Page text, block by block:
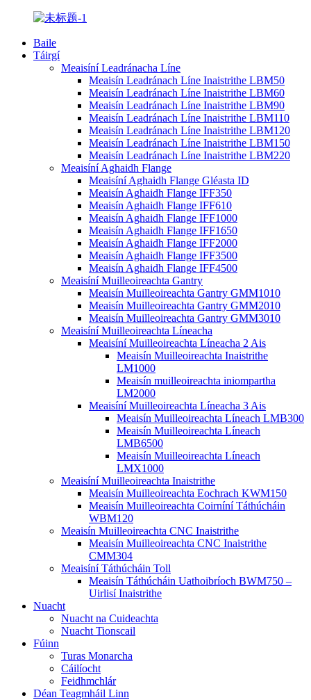
Baile
Táirgí
Meaisíní Leadránacha Líne
Meaisín Leadránach Líne Inaistrithe LBM50
Meaisín Leadránach Líne Inaistrithe LBM60
Meaisín Leadránach Líne Inaistrithe LBM90
Meaisín Leadránach Líne Inaistrithe LBM110
Meaisín Leadránach Líne Inaistrithe LBM120
Meaisín Leadránach Líne Inaistrithe LBM150
Meaisín Leadránach Líne Inaistrithe LBM220
Meaisíní Aghaidh Flange
Meaisíní Aghaidh Flange Gléasta ID
Meaisín Aghaidh Flange IFF350
Meaisín Aghaidh Flange IFF610
Meaisín Aghaidh Flange IFF1000
Meaisín Aghaidh Flange IFF1650
Meaisín Aghaidh Flange IFF2000
Meaisín Aghaidh Flange IFF3500
Meaisín Aghaidh Flange IFF4500
Meaisíní Muilleoireachta Gantry
Meaisín Muilleoireachta Gantry GMM1010
Meaisín Muilleoireachta Gantry GMM2010
Meaisín Muilleoireachta Gantry GMM3010
Meaisíní Muilleoireachta Líneacha
Meaisíní Muilleoireachta Líneacha 2 Ais
Meaisín Muilleoireachta Inaistrithe
LM1000
Meaisín muilleoireachta iniompartha
LM2000
Meaisíní Muilleoireachta Líneacha 3 Ais
Meaisín Muilleoireachta Líneach LMB300
Meaisín Muilleoireachta Líneach
LMB6500
Meaisín Muilleoireachta Líneach
LMX1000
Meaisíní Muilleoireachta Inaistrithe
Meaisín Muilleoireachta Eochrach KWM150
Meaisín Muilleoireachta Coirníní Táthúcháin
WBM120
Meaisín Muilleoireachta CNC Inaistrithe
Meaisín Muilleoireachta CNC Inaistrithe
CMM304
Meaisíní Táthúcháin Toll
Meaisín Táthúcháin Uathoibríoch BWM750 –
Uirlisí Inaistrithe
Nuacht
Nuacht na Cuideachta
Nuacht Tionscail
Fúinn
Turas Monarcha
Cáilíocht
Feidhmchlár
Déan Teagmháil Linn